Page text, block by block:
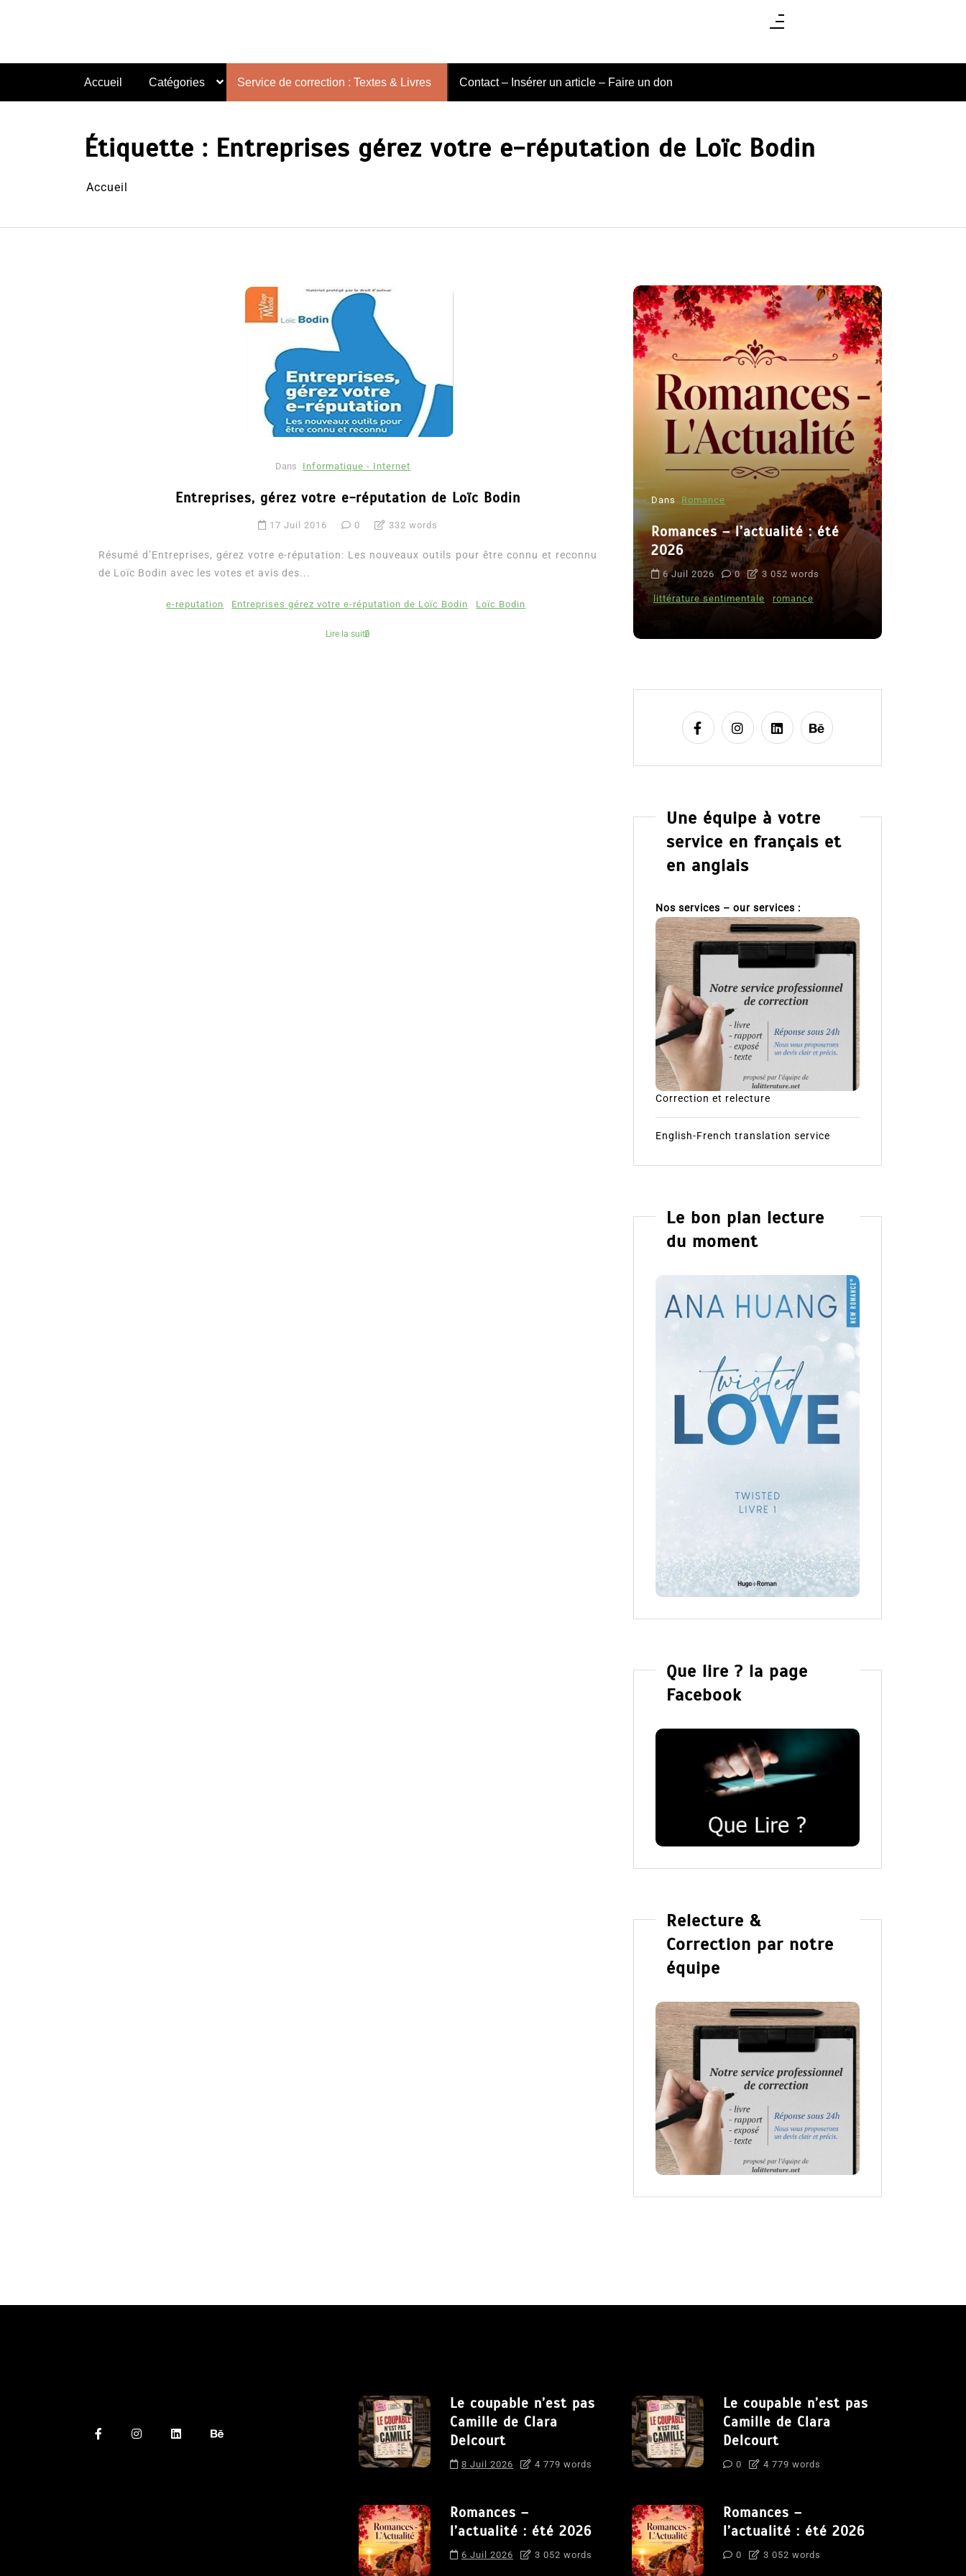
Accueil Catégories Service de correction : Textes & Livres Contact – Insérer un article – Faire un don
Étiquette : Entreprises gérez votre e-réputation de Loïc Bodin
Accueil
Dans Informatique - Internet
Entreprises, gérez votre e-réputation de Loïc Bodin
17 Juil 2016 0 332 words
Résumé d’Entreprises, gérez votre e-réputation: Les nouveaux outils pour être connu et reconnu
de Loïc Bodin avec les votes et avis des...
e-reputation Entreprises gérez votre e-réputation de Loïc Bodin Loïc Bodin
Lire la suite
Dans Romance
Romances – l’actualité : été
2026
6 Juil 2026 0 3 052 words
littérature sentimentale romance
8 Juil 2026 0 4 779 words
Dans Romance
Romances – l’actualité : été
2026
6 Juil 2026 0 3 052 words
littérature sentimentale romance
Une équipe à votre
service en français et
en anglais
Nos services – our services :
Correction et relecture
English-French translation service
Le bon plan lecture
du moment
Que lire ? la page
Facebook
Relecture &
Correction par notre
équipe
Le coupable n’est pas
Camille de Clara
Delcourt
8 Juil 2026 4 779 words
Romances –
l’actualité : été 2026
6 Juil 2026 3 052 words
Le coupable n’est pas
Camille de Clara
Delcourt
0 4 779 words
Romances –
l’actualité : été 2026
0 3 052 words